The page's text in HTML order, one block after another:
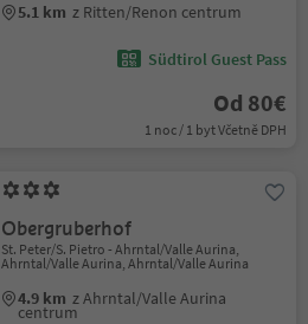
5.1 km z Ritten/Renon centrum
Südtirol Guest Pass
Od 80€
1 noc / 1 byt Včetně DPH
Obergruberhof
St. Peter/S. Pietro - Ahrntal/Valle Aurina,
Ahrntal/Valle Aurina, Ahrntal/Valle Aurina
4.9 km z Ahrntal/Valle Aurina
centrum